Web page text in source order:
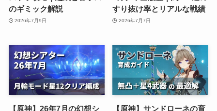
のギミック解説
2026年7月9日
すり抜け率とリアルな戦績
2026年7月7日
【原神】26年7月の幻想シ
【原神】サンドローネの育